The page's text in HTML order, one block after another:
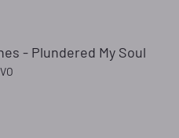
- Plundered My Soul